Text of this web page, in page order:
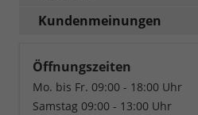
Kundenmeinungen
Öffnungszeiten
Mo. bis Fr. 09:00 - 18:00 Uhr
Samstag 09:00 - 13:00 Uhr